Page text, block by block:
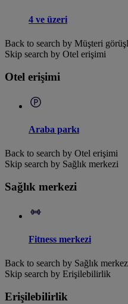
4 ve üzeri
Back to search by Müşteri
Skip search by Otel erişimi
Otel erişimi
Araba parkı
Back to search by Otel erişimi
Skip search by Sağlık merkezi
Sağlık merkezi
Fitness merkezi
Back to search by Sağlık
Skip search by Erişilebilirlik
Erişilebilirlik